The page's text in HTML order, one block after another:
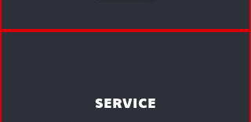
service